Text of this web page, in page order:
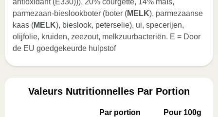
antioxidant (E330))), 20% courgette, 14% maïs,
parmezaan-bieslookboter (boter (MELK), parmezaanse
kaas (MELK), bieslook, peterselie), ui, specerijen,
olijfolie, kruiden, zeezout, melkzuurbacteriën. E = Door
de EU goedgekeurde hulpstof
Valeurs Nutritionnelles Par Portion
Par portion Pour 100g